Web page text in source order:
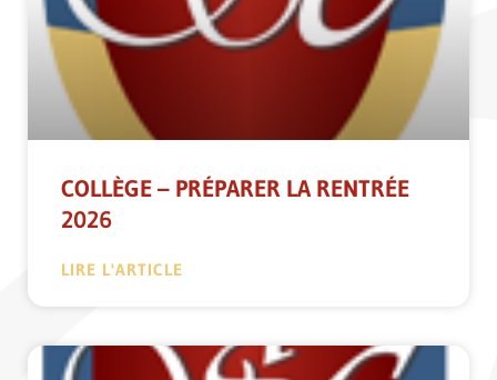
COLLÈGE – PRÉPARER LA RENTRÉE
2026
LIRE L'ARTICLE